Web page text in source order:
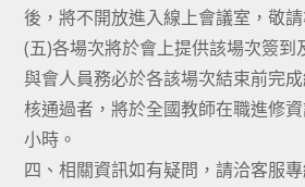
後，將不開放進入線上會議室，敬請
(五)各場次將於會上提供該場次簽到
與會人員務必於各該場次結束前完
核通過者，將於全國教師在職進修
小時。
四、相關資訊如有疑問，請洽客服